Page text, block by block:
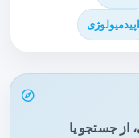
اپیدمیولوژی
از جستجو یا